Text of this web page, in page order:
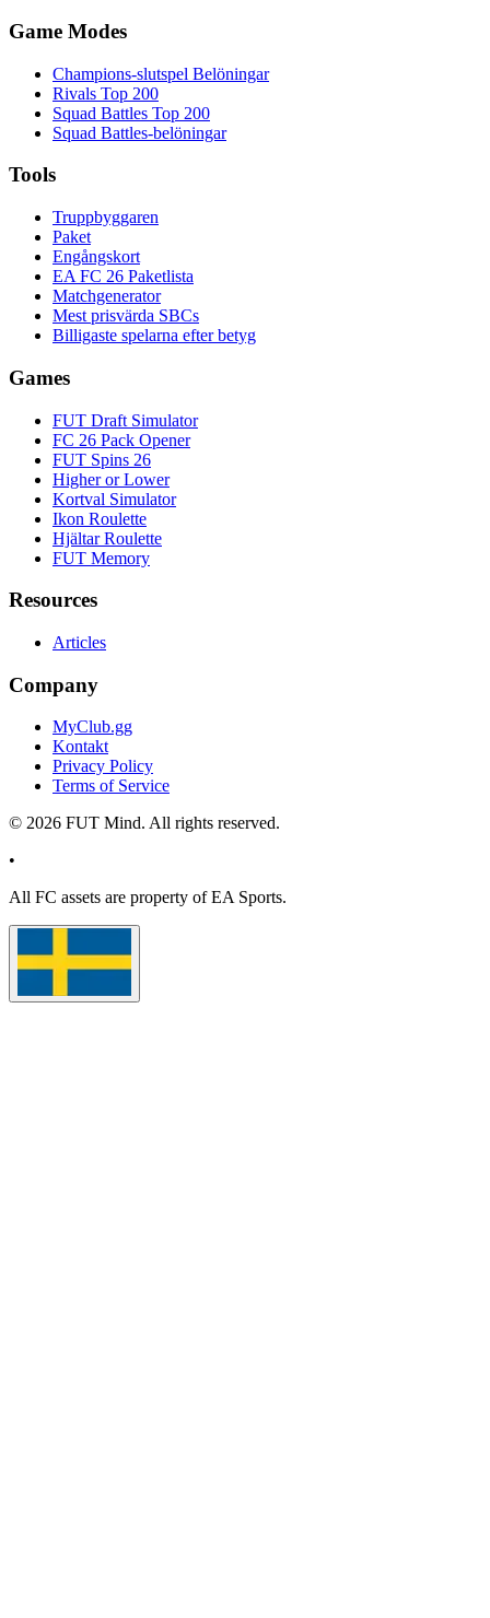
Game Modes
Champions-slutspel Belöningar
Rivals Top 200
Squad Battles Top 200
Squad Battles-belöningar
Tools
Truppbyggaren
Paket
Engångskort
EA FC 26 Paketlista
Matchgenerator
Mest prisvärda SBCs
Billigaste spelarna efter betyg
Games
FUT Draft Simulator
FC 26 Pack Opener
FUT Spins 26
Higher or Lower
Kortval Simulator
Ikon Roulette
Hjältar Roulette
FUT Memory
Resources
Articles
Company
MyClub.gg
Kontakt
Privacy Policy
Terms of Service
© 2026 FUT Mind. All rights reserved.
•
All FC assets are property of EA Sports.